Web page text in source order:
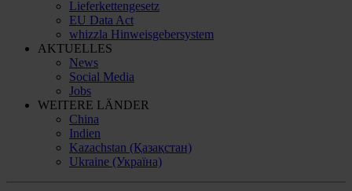
Lieferkettengesetz
EU Data Act
whizzla Hinweisgebersystem
AKTUELLES
News
Social Media
Jobs
WEITERE LÄNDER
China
Indien
Kazachstan (Қазақстан)
Ukraine (Україна)